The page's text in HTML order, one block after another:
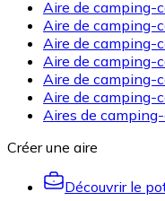
Aire de camping-
Aire de camping-
Aire de camping-
Aire de camping-
Aire de camping-
Aire de camping-
Aires de
Créer une aire
Découvrir le